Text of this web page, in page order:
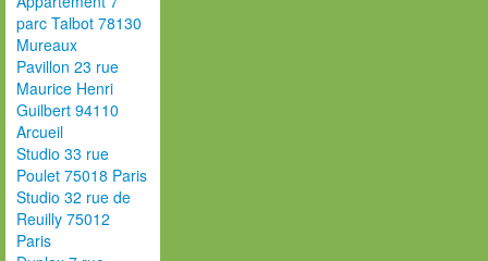
parc Talbot 78130
Mureaux
Pavillon 23 rue
Maurice Henri
Guilbert 94110
Arcueil
Studio 33 rue
Poulet 75018 Paris
Studio 32 rue de
Reuilly 75012
Paris